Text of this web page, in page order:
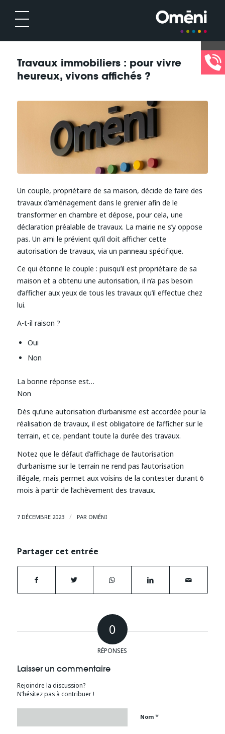
Travaux immobiliers : pour vivre
heureux, vivons affichés ?
Un couple, propriétaire de sa maison, décide de faire des
travaux d’aménagement dans le grenier afin de le
transformer en chambre et dépose, pour cela, une
déclaration préalable de travaux. La mairie ne s’y oppose
pas. Un ami le prévient qu’il doit afficher cette
autorisation de travaux, via un panneau spécifique.
Ce qui étonne le couple : puisqu’il est propriétaire de sa
maison et a obtenu une autorisation, il n’a pas besoin
d’afficher aux yeux de tous les travaux qu’il effectue chez
lui.
A-t-il raison ?
Oui
Non
La bonne réponse est…
Non
Dès qu’une autorisation d’urbanisme est accordée pour la
réalisation de travaux, il est obligatoire de l’afficher sur le
terrain, et ce, pendant toute la durée des travaux.
Notez que le défaut d’affichage de l’autorisation
d’urbanisme sur le terrain ne rend pas l’autorisation
illégale, mais permet aux voisins de la contester durant 6
mois à partir de l’achèvement des travaux.
7 DÉCEMBRE 2023 / PAR OMÉNI
Partager cet entrée
0
RÉPONSES
Laisser un commentaire
Rejoindre la discussion?
N’hésitez pas à contribuer !
Nom *